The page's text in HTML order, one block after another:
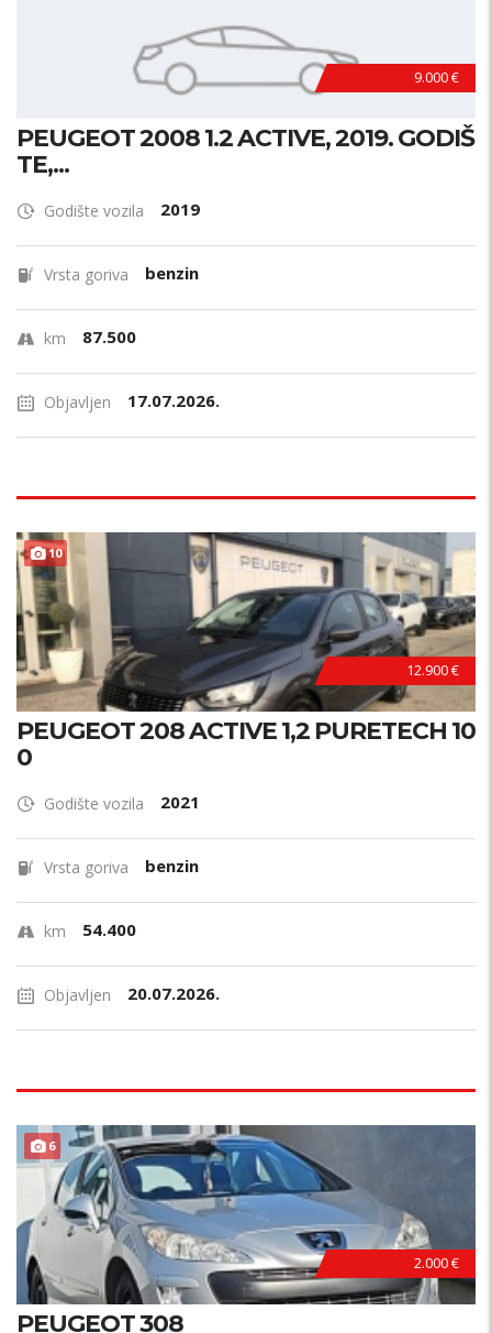
9.000 €
PEUGEOT 2008 1.2 ACTIVE, 2019. GODIŠ
TE,...
Godište vozila 2019
Vrsta goriva benzin
km 87.500
Objavljen 17.07.2026.
10
12.900 €
PEUGEOT 208 ACTIVE 1,2 PURETECH 10
0
Godište vozila 2021
Vrsta goriva benzin
km 54.400
Objavljen 20.07.2026.
6
2.000 €
PEUGEOT 308